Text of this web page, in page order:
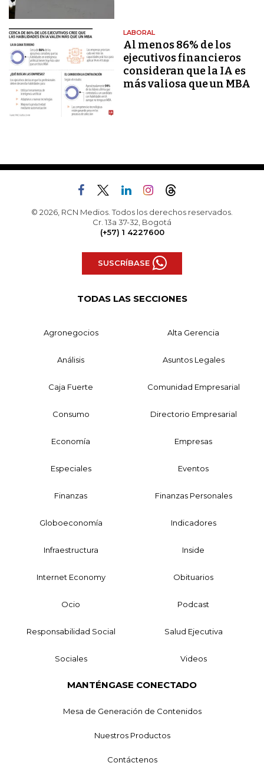
LABORAL
Al menos 86% de los
ejecutivos financieros
consideran que la IA es
más valiosa que un MBA
© 2026, RCN Medios. Todos los derechos reservados.
Cr. 13a 37-32, Bogotá
(+57) 1 4227600
SUSCRÍBASE
TODAS LAS SECCIONES
Agronegocios Alta Gerencia
Análisis Asuntos Legales
Caja Fuerte Comunidad Empresarial
Consumo Directorio Empresarial
Economía Empresas
Especiales Eventos
Finanzas Finanzas Personales
Globoeconomía Indicadores
Infraestructura Inside
Internet Economy Obituarios
Ocio Podcast
Responsabilidad Social Salud Ejecutiva
Sociales Videos
MANTÉNGASE CONECTADO
Mesa de Generación de Contenidos
Nuestros Productos
Contáctenos